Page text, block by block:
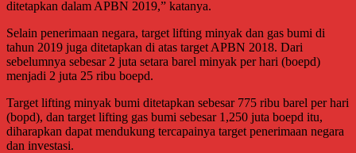
ditetapkan dalam APBN 2019,” katanya.
Selain penerimaan negara, target lifting minyak dan gas bumi di
tahun 2019 juga ditetapkan di atas target APBN 2018. Dari
sebelumnya sebesar 2 juta setara barel minyak per hari (boepd)
menjadi 2 juta 25 ribu boepd.
Target lifting minyak bumi ditetapkan sebesar 775 ribu barel per hari
(bopd), dan target lifting gas bumi sebesar 1,250 juta boepd itu,
diharapkan dapat mendukung tercapainya target penerimaan negara
dan investasi.